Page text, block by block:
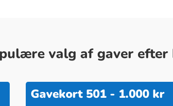
valg af gaver efter
Gavekort 501 - 1.000 kr